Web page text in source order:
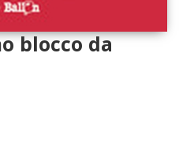
blocco da